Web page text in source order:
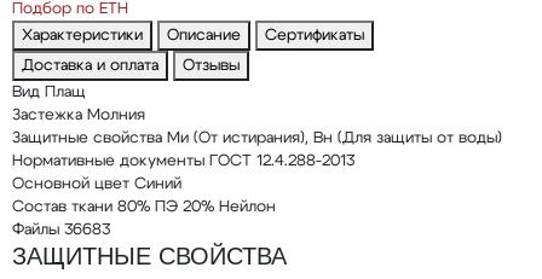
Подбор по ЕТН
Характеристики
Описание
Сертификаты
Доставка и оплата
Отзывы
Вид
Плащ
Застежка Молния
Защитные свойства Ми (От истирания), Вн (Для защиты от воды)
Нормативные документы
ГОСТ 12.4.288-2013
Основной цвет Синий
Состав ткани 80% ПЭ 20% Нейлон
Файлы 36683
ЗАЩИТНЫЕ СВОЙСТВА